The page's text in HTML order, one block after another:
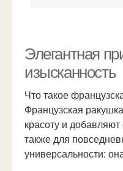
Элегантная
изысканность
Что такое
Французская
красоту и
также для
универсальности: